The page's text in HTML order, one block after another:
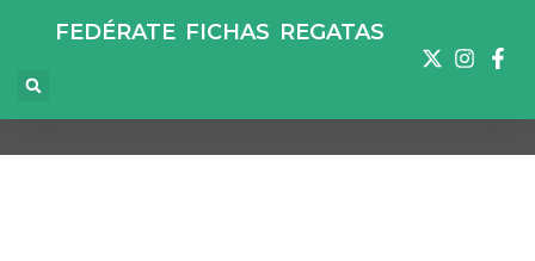
FEDÉRATE FICHAS REGATAS